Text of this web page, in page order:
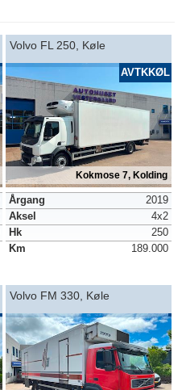
Volvo FL 250, Køle
AVTKKØL
Kokmose 7, Kolding
Årgang
2019
Aksel
4x2
Hk
250
Km
189.000
Volvo FM 330, Køle